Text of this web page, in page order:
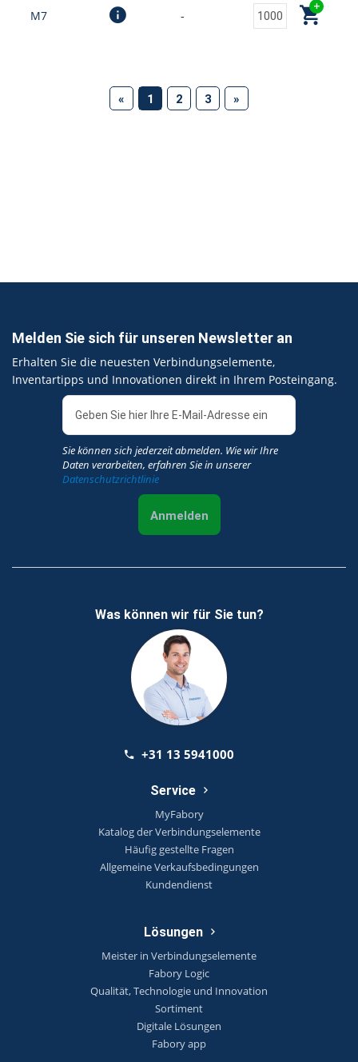
M7 -
« 1 (current)
2 3 »
Melden Sie sich für unseren Newsletter an
Erhalten Sie die neuesten Verbindungselemente,
Inventartipps und Innovationen direkt in Ihrem Posteingang.
Sie können sich jederzeit abmelden. Wie wir Ihre
Daten verarbeiten, erfahren Sie in unserer
Datenschutzrichtlinie
Anmelden
Was können wir für Sie tun?
+31 13 5941000
Service
MyFabory
Katalog der Verbindungselemente
Häufig gestellte Fragen
Allgemeine Verkaufsbedingungen
Kundendienst
Lösungen
Meister in Verbindungselemente
Fabory Logic
Qualität, Technologie und Innovation
Sortiment
Digitale Lösungen
Fabory app